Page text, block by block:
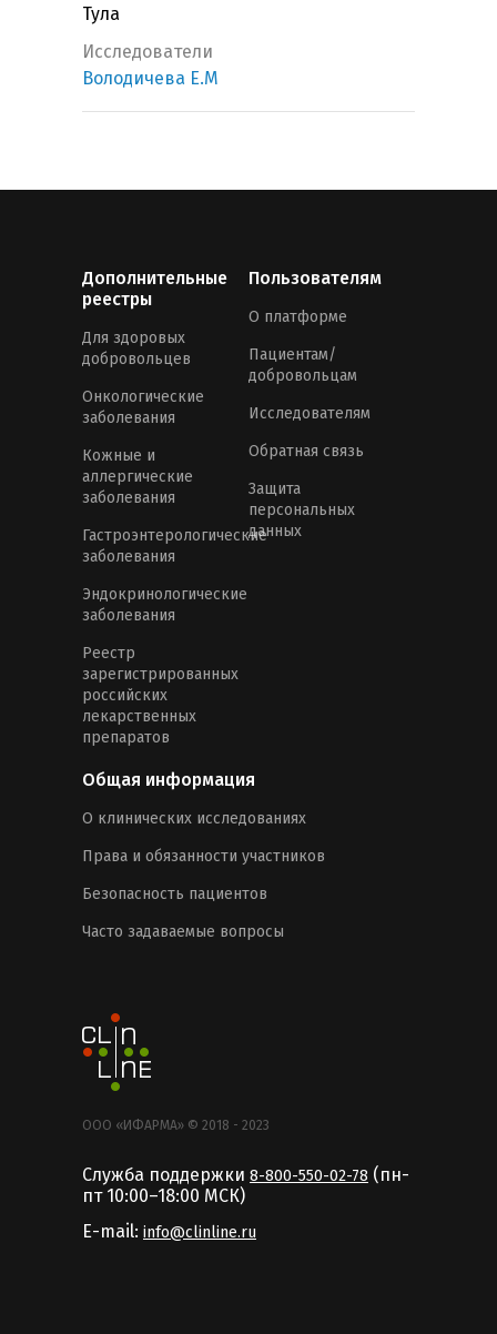
Тула
Исследователи
Володичева Е.М
Дополнительные
реестры
Для здоровых
добровольцев
Онкологические
заболевания
Кожные и
аллергические
заболевания
Гастроэнтерологические
заболевания
Эндокринологические
заболевания
Реестр
зарегистрированных
российских
лекарственных
препаратов
Пользователям
О платформе
Пациентам/
добровольцам
Исследователям
Обратная связь
Защита
персональных
данных
Общая информация
О клинических исследованиях
Права и обязанности участников
Безопасность пациентов
Часто задаваемые вопросы
ООО «ИФАРМА» © 2018 - 2023
Служба поддержки 8-800-550-02-78 (пн-
пт 10:00–18:00 MCК)
E-mail: info@clinline.ru